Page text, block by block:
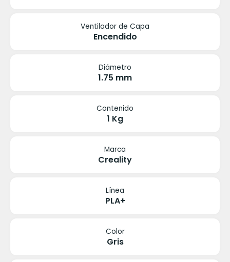
Ventilador de Capa
Encendido
Diámetro
1.75 mm
Contenido
1 Kg
Marca
Creality
Línea
PLA+
Color
Gris